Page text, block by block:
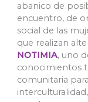
abanico de
encuentro, de
social de las
que realizan
NOTIMIA, uno
conocimientos
comunitaria